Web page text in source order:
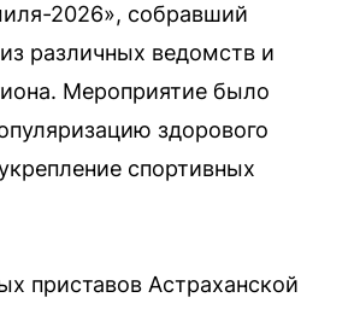
2026», собравший
различных ведомств и
Мероприятие было
здорового
спортивных
приставов Астраханской